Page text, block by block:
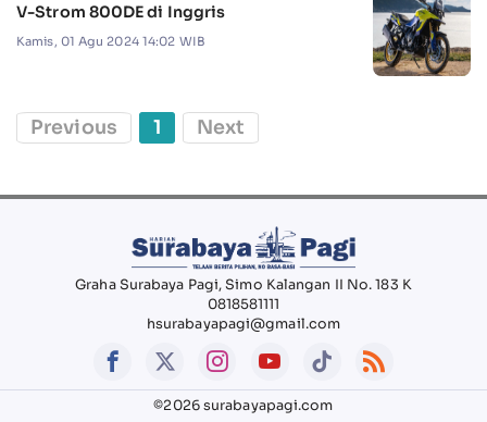
V-Strom 800DE di Inggris
Kamis, 01 Agu 2024 14:02 WIB
Previous 1 Next
Graha Surabaya Pagi, Simo Kalangan II No. 183 K
0818581111
hsurabayapagi@gmail.com
©2026 surabayapagi.com